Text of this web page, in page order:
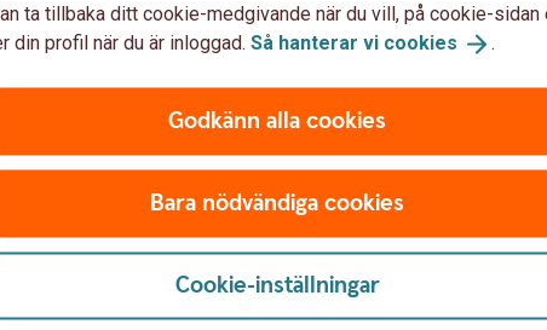
(valt kort).
(3 % av skulden)
"e-fakturor att betala" på startsidan.
ta tillbaka ditt cookie-medgivande när du vill, på cookie-sidan
din profil när du är inloggad. Så hanterar vi cookies .
Godkänn alla cookies
Bara nödvändiga cookies
Cookie-inställningar